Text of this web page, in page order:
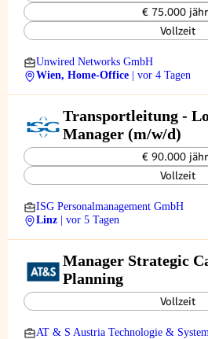
€ 75.000
Vollzeit
Unwired Networks GmbH
Wien, Home-Office
| vor 4 Tagen
Transportleitung -
Manager (m/w/d)
€ 90.000
Vollzeit
ISG Personalmanagement GmbH
Linz
| vor 5 Tagen
Manager Strategic
Planning
Vollzeit
AT & S Austria Technologie &